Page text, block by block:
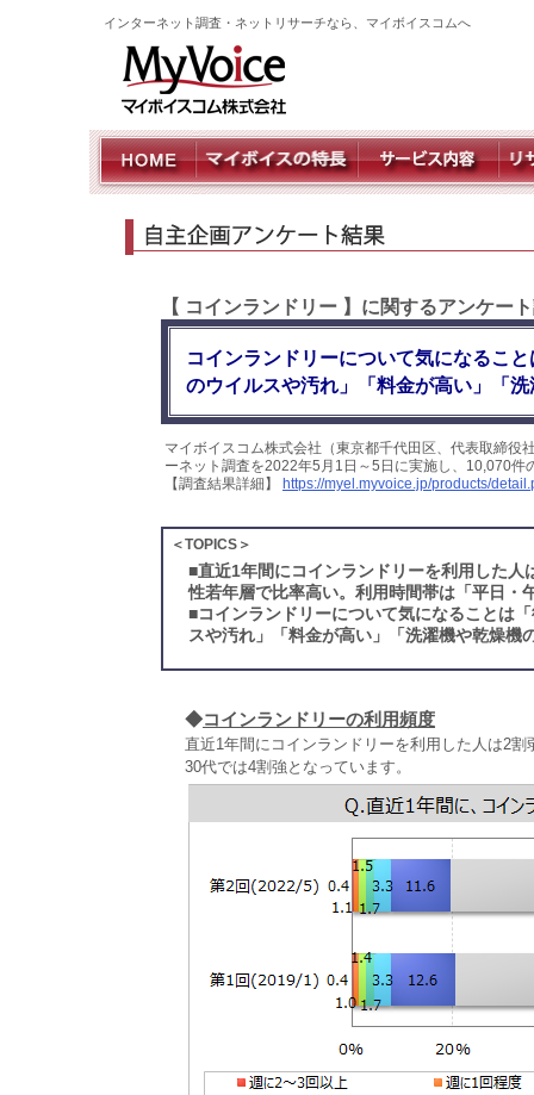
インターネット調査・ネットリサーチなら、マイボイスコムへ
【 コインランドリー 】に関するアンケー
コインランドリーについて気になるこ
のウイルスや汚れ」「料金が高い」「
マイボイスコム株式会社（東京都千代田区、代表取締
ーネット調査を2022年5月1日～5日に実施し、10,070
【調査結果詳細】
https://myel.myvoice.jp/products/
＜TOPICS＞
■直近1年間にコインランドリーを利用した
性若年層で比率高い。利用時間帯は「平日・
■コインランドリーについて気になることは
スや汚れ」「料金が高い」「洗濯機や乾燥機
◆コインランドリーの利用頻度
直近1年間にコインランドリーを利用した人は2
30代では4割強となっています。